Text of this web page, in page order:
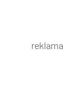
reklama